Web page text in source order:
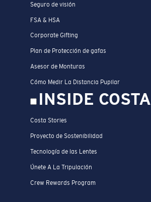
Seguro de visión
FSA & HSA
Corporate Gifting
Plan de Protección de gafas
Asesor de Monturas
Cómo Medir La Distancia Pupilar
INSIDE COSTA
Costa Stories
Proyecto de Sostenibilidad
Tecnología de las Lentes
Únete A La Tripulación
Crew Rewards Program